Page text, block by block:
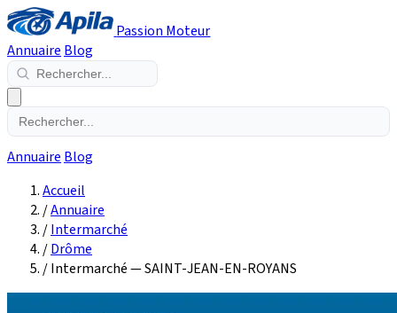
Passion Moteur
Annuaire Blog
Annuaire Blog
Accueil
/Annuaire
/Intermarché
/Drôme
/Intermarché — SAINT-JEAN-EN-ROYANS